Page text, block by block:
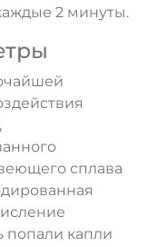
2 минуты.
сплава
попали капли